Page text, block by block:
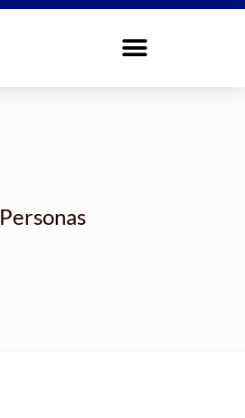
Personas